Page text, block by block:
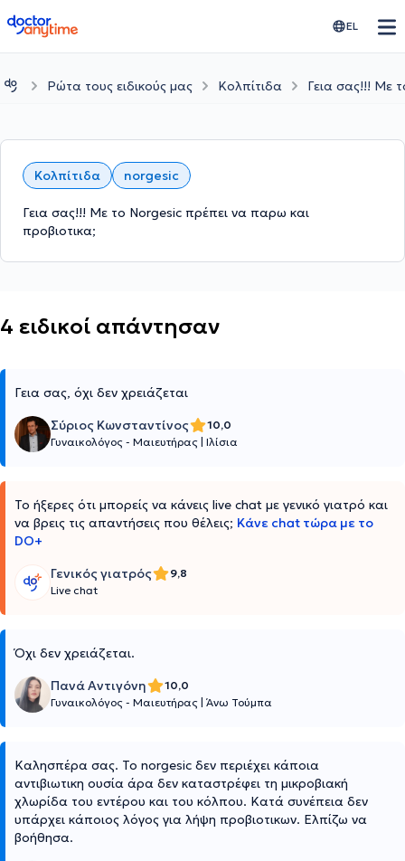
doctoranytime EL
Ρώτα τους ειδικούς μας Κολπίτιδα Γεια σας!!! Με
Κολπίτιδα norgesic
Γεια σας!!! Με το Norgesic πρέπει να παρω και
προβιοτικα;
4 ειδικοί απάντησαν
Γεια σας, όχι δεν χρειάζεται
Σύριος Κωνσταντίνος
10,0
Γυναικολόγος - Μαιευτήρας Ιλίσια
Το ήξερες ότι μπορείς να κάνεις live chat με γενικό γιατρό και
να βρεις τις απαντήσεις που θέλεις; Κάνε chat τώρα με το
DO+
Γενικός γιατρός
9,8
Live chat
Όχι δεν χρειάζεται.
Πανά Αντιγόνη
10,0
Γυναικολόγος - Μαιευτήρας Άνω Τούμπα
Καλησπέρα σας. Το norgesic δεν περιέχει κάποια
αντιβιωτικη ουσία άρα δεν καταστρέφει τη μικροβιακή
χλωρίδα του εντέρου και του κόλπου. Κατά συνέπεια δεν
υπάρχει κάποιος λόγος για λήψη προβιοτικων. Ελπίζω να
βοήθησα.